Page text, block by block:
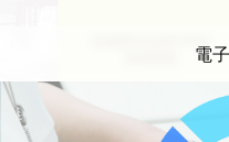
電